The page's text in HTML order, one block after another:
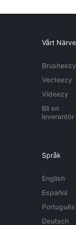
Vårt
Brusheezy
Vecteezy
Videezy
Bli en
leverantör
Språk
English
Español
Português
Deutsch